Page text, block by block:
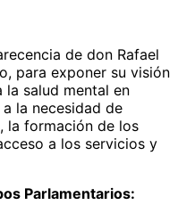
de don Rafael
para exponer su visión
la salud mental en
la necesidad de
la formación de los
a los servicios y
Parlamentarios: